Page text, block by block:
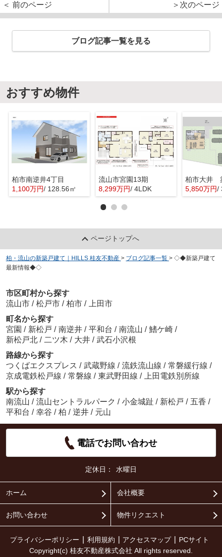
＜ 前のページ
＞次のページ
ブログ記事一覧を見る
おすすめ物件
柏市南逆井4丁目
1,100万円/ 128.56㎡
流山市宮園13期
8,299万円/ 4LDK 5,850万円/
ページトップへ
柏・流山の新築戸建て｜HILLS 桂友不動産 > ブログ記事一覧 > ◇◆新築戸建て
最新情報◆◇
市区町村から探す
流山市 / 松戸市 / 柏市 /
上田市
町名から探す
宮園 / 新松戸 / 南逆井 / 平和台 / 南流山 / 鰭ケ崎 /
新松戸北 / 二ツ木 / 大井 / 武石小沢根
路線から探す
つくばエクスプレス / 武蔵野線 / 流鉄流山線 / 常磐緩行線 /
京成電鉄松戸線 / 常磐線 / 東武野田線 /
上田電鉄別所線
駅から探す
南流山 / 流山セントラルパーク / 小金城趾 / 新松戸 / 五香 /
平和台 / 幸谷 / 柏 / 逆井 / 元山
電話でお問い合わせ
定休日： 水曜日
ホーム 会社概要
お問い合わせ 物件リクエスト
プライバシーポリシー 利用規約 アクセスマップ
PCサイト
Copyright(c) 桂友不動産株式会社 All rights reserved.